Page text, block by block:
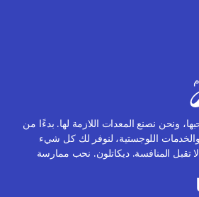
ونحن نصنع المعدات اللازمة لها. بدءًا من
والخدمات اللوجستية، لنوفر لك كل شيء
تقبل المنافسة. ديكاتلون. نحب ممارسة